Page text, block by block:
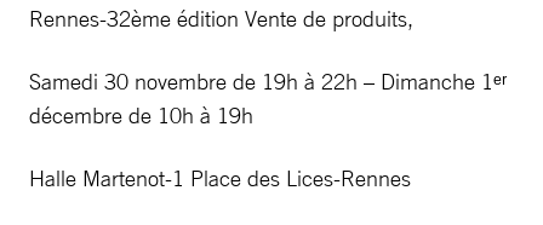
Rennes-32ème édition Vente de produits,
Samedi 30 novembre de 19h à 22h – Dimanche 1ᵉʳ
décembre de 10h à 19h
Halle Martenot-1 Place des Lices-Rennes